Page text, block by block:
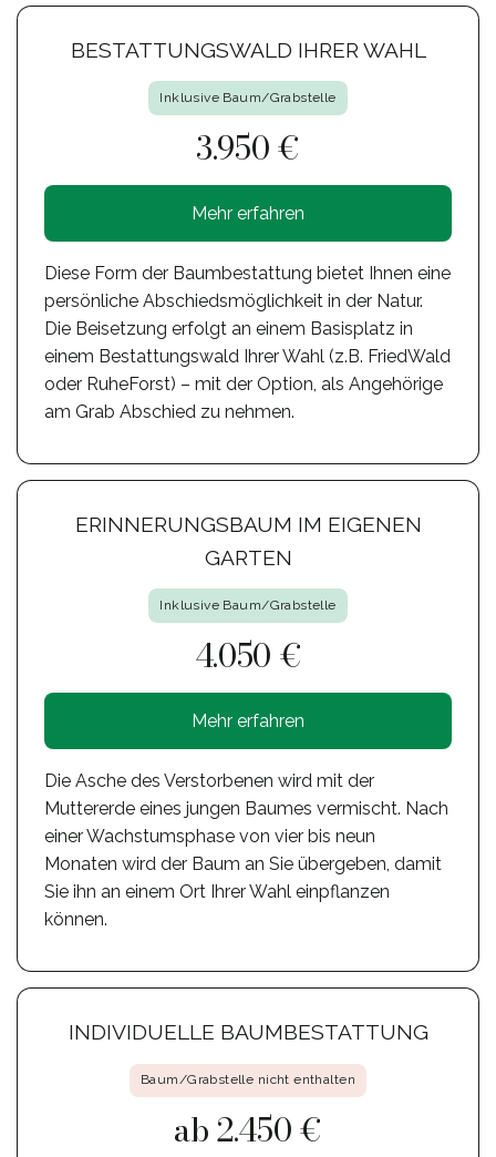
BESTATTUNGSWALD IHRER WAHL
Inklusive Baum/Grabstelle
3.950 €
Mehr erfahren
Diese Form der Baumbestattung bietet Ihnen eine
persönliche Abschiedsmöglichkeit in der Natur.
Die Beisetzung erfolgt an einem Basisplatz in
einem Bestattungswald Ihrer Wahl (z.B. FriedWald
oder RuheForst) – mit der Option, als Angehörige
am Grab Abschied zu nehmen.
ERINNERUNGSBAUM IM EIGENEN
GARTEN
Inklusive Baum/Grabstelle
4.050 €
Mehr erfahren
Die Asche des Verstorbenen wird mit der
Muttererde eines jungen Baumes vermischt. Nach
einer Wachstumsphase von vier bis neun
Monaten wird der Baum an Sie übergeben, damit
Sie ihn an einem Ort Ihrer Wahl einpflanzen
können.
INDIVIDUELLE BAUMBESTATTUNG
Baum/Grabstelle nicht enthalten
ab 2.450 €